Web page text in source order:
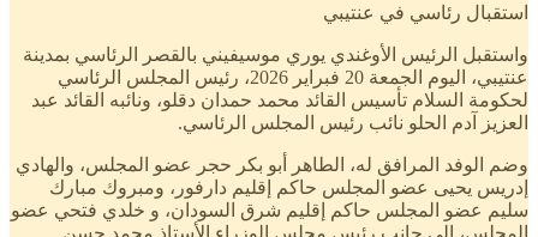
استقبال رئاسي في عنتيبي
واستقبل الرئيس الأوغندي يوري موسيفيني بالقصر الرئاسي بمدينة
عنتيبي، اليوم الجمعة 20 فبراير 2026، رئيس المجلس الرئاسي
لحكومة السلام تأسيس القائد محمد حمدان دقلو، ونائبه القائد عبد
العزيز آدم الحلو نائب رئيس المجلس الرئاسي.
وضم الوفد المرافق له، الطاهر أبو بكر حجر عضو المجلس، والهادي
إدريس يحيى عضو المجلس حاكم إقليم دارفور، ومبروك مبارك
سليم عضو المجلس حاكم إقليم شرق السودان، و خلدي فتحي عضو
المجلس، إلى جانب رئيس مجلس الوزراء الأستاذ محمد حسن